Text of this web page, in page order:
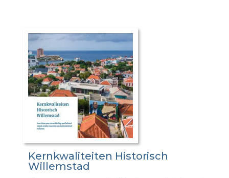
Kernkwaliteiten Historisch
Willemstad